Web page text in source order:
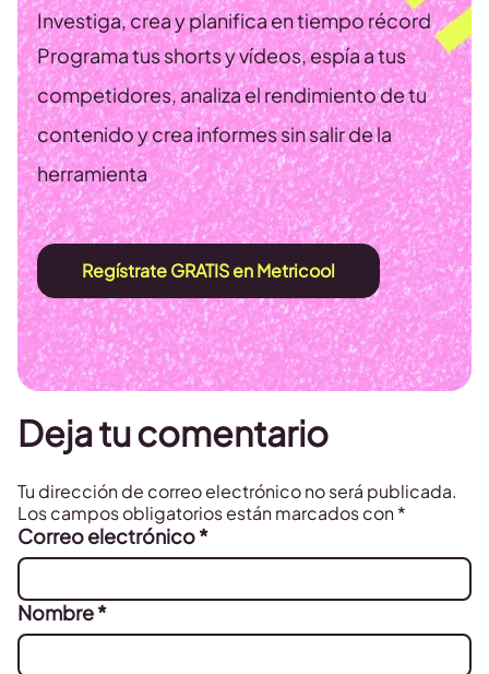
Investiga, crea y planifica en tiempo récord
Programa tus shorts y vídeos, espía a tus
competidores, analiza el rendimiento de tu
contenido y crea informes sin salir de la
herramienta
Regístrate GRATIS en Metricool
Deja tu comentario
Tu dirección de correo electrónico no será publicada.
Los campos obligatorios están marcados con*
Correo electrónico*
Nombre*